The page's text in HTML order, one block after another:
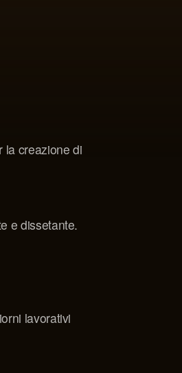
la creazione di
e dissetante.
lavorativi